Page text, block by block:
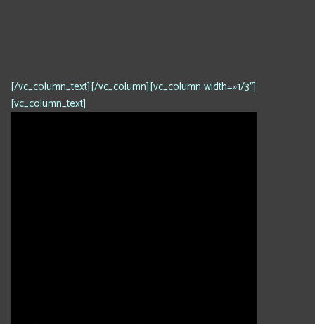
[/vc_column_text][/vc_column][vc_column width=»1/3″]
[vc_column_text]